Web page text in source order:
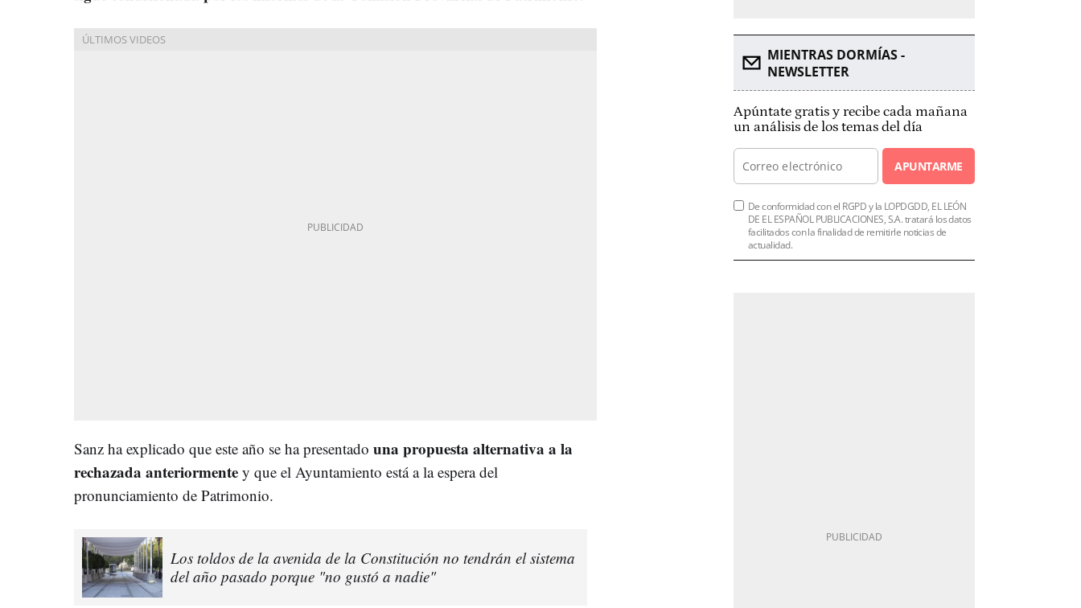
Sanz ha explicado que este año se ha presentado una propuesta alternativa a la
rechazada anteriormente y que el Ayuntamiento está a la espera del
pronunciamiento de Patrimonio.
Los toldos de la avenida de la Constitución no tendrán el sistema
del año pasado porque "no gustó a nadie"
MIENTRAS DORMÍAS -
NEWSLETTER
Apúntate gratis y recibe cada mañana
un análisis de los temas del día
APUNTARME
De conformidad con el RGPD y la LOPDGDD, EL LEÓN
DE EL ESPAÑOL PUBLICACIONES, S.A. tratará los datos
facilitados con la finalidad de remitirle noticias de
actualidad.